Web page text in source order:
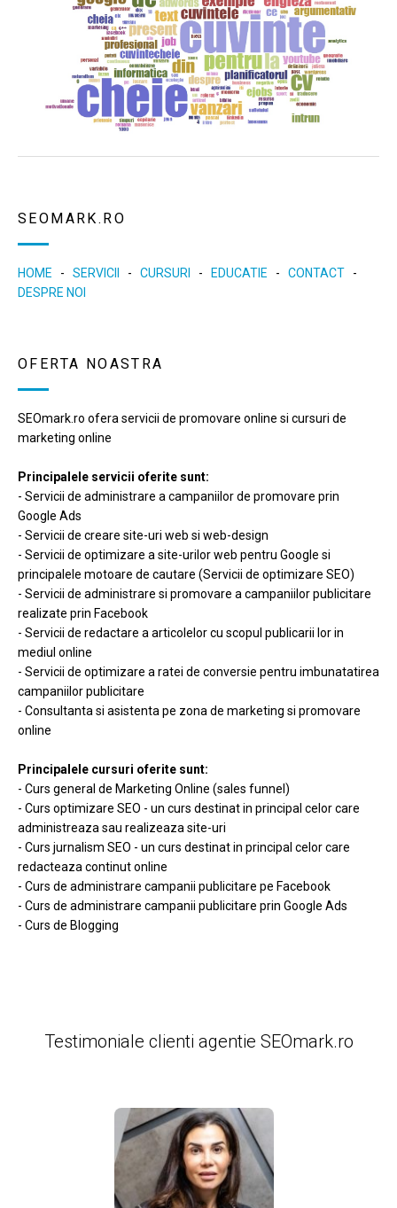
SEOMARK.RO
HOME - SERVICII - CURSURI - EDUCATIE - CONTACT-
DESPRE NOI
OFERTA NOASTRA
SEOmark.ro ofera servicii de promovare online si cursuri de
marketing online
Principalele servicii oferite sunt:
- Servicii de administrare a campaniilor de promovare prin
Google Ads
- Servicii de creare site-uri web si web-design
- Servicii de optimizare a site-urilor web pentru Google si
principalele motoare de cautare (Servicii de optimizare SEO)
- Servicii de administrare si promovare a campaniilor publicitare
realizate prin Facebook
- Servicii de redactare a articolelor cu scopul publicarii lor in
mediul online
- Servicii de optimizare a ratei de conversie pentru imbunatatirea
campaniilor publicitare
- Consultanta si asistenta pe zona de marketing si promovare
online
Principalele cursuri oferite sunt:
- Curs general de Marketing Online (sales funnel)
- Curs optimizare SEO - un curs destinat in principal celor care
administreaza sau realizeaza site-uri
- Curs jurnalism SEO - un curs destinat in principal celor care
redacteaza continut online
- Curs de administrare campanii publicitare pe Facebook
- Curs de administrare campanii publicitare prin Google Ads
- Curs de Blogging
Testimoniale clienti agentie SEOmark.ro